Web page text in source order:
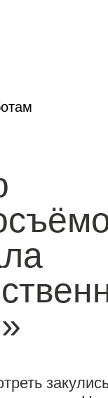
закулисье большого
На примере
молодёжного
отбор».
процесс